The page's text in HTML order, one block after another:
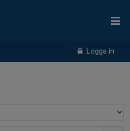
Logga in